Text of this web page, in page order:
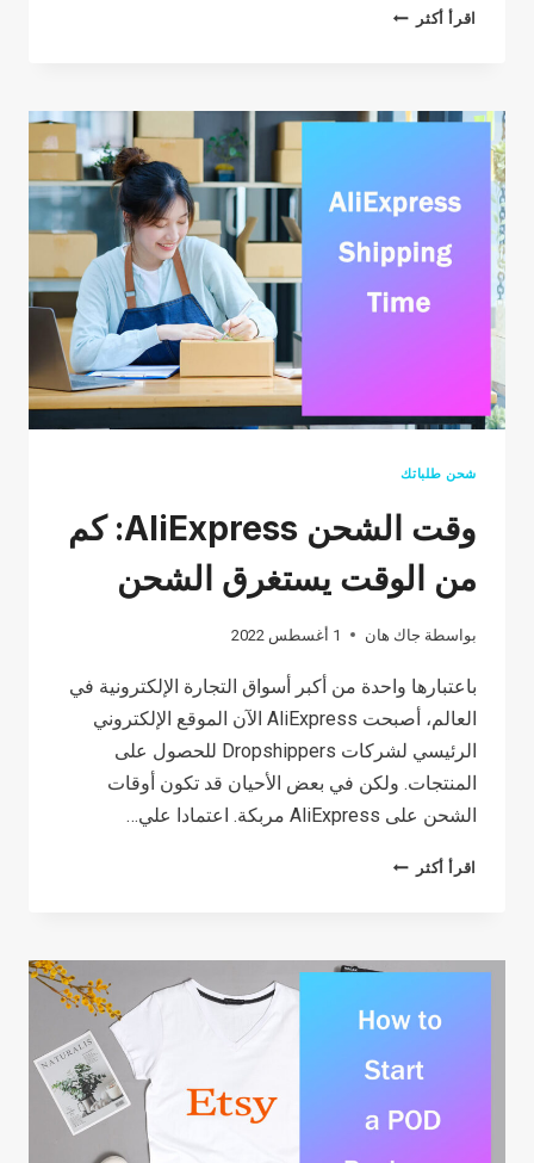
اقرأ أكثر
SHOPIFY
WHICH
RIGHT
FOR
IN
شحن طلباتك
وقت الشحن AliExpress: كم
من الوقت يستغرق الشحن
بواسطة جاك هان 1 أغسطس 2022
باعتبارها واحدة من أكبر أسواق التجارة الإلكترونية في
العالم، أصبحت AliExpress الآن الموقع الإلكتروني
الرئيسي لشركات Dropshippers للحصول على
المنتجات. ولكن في بعض الأحيان قد تكون أوقات
الشحن على AliExpress مربكة. اعتمادا علي…
اقرأ أكثر
وقت
كم
الوقت
يستغرق